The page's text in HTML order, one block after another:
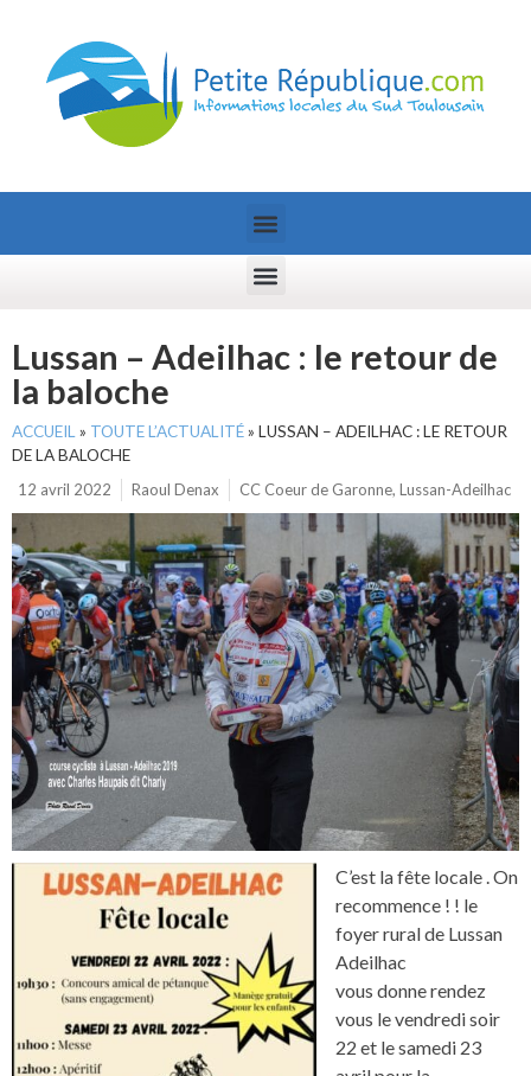
Lussan – Adeilhac : le retour de
la baloche
ACCUEIL » TOUTE L’ACTUALITÉ» LUSSAN – ADEILHAC : LE RETOUR
DE LA BALOCHE
12 avril 2022
Raoul Denax CC Coeur de Garonne, Lussan-Adeilhac
C’est la fête locale . On
recommence ! ! le
foyer rural de Lussan
Adeilhac
vous donne rendez
vous le vendredi soir
22 et le samedi 23